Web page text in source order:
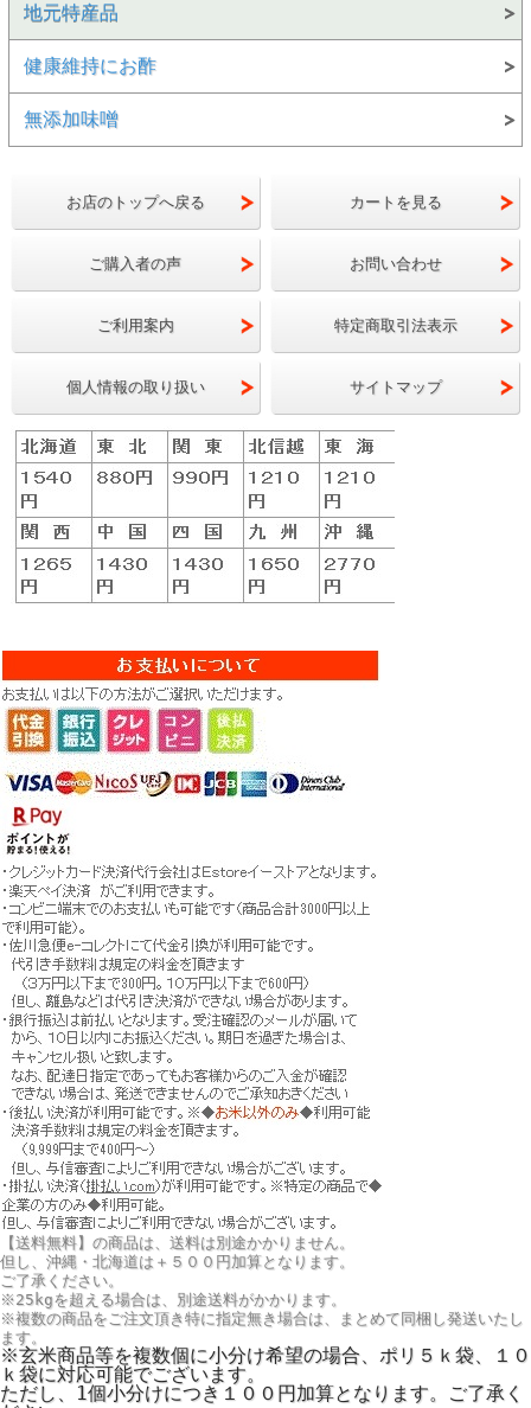
地元特産品
健康維持にお酢
無添加味噌
お店のトップへ戻る カートを見る
ご購入者の声 お問い合わせ
ご利用案内 特定商取引法表示
個人情報の取り扱い サイトマップ
【送料無料】の商品は、送料は別途かかりません。
但し、 沖縄・北海道は＋５００円加算となります。
ご了承ください。
※25kgを超える場合は、別途送料がかかります。
※複数の商品をご注文頂き特に指定無き場合は、まとめて同梱し発送いたし
ます。
※玄米商品等を複数個に小分け希望の場合、ポリ５ｋ袋、１０
ｋ袋に対応可能でございます。
ただし、1個小分けにつき１００円加算となります。ご了承く